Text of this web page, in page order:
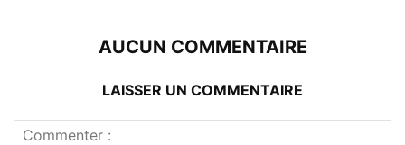
AUCUN COMMENTAIRE
LAISSER UN COMMENTAIRE